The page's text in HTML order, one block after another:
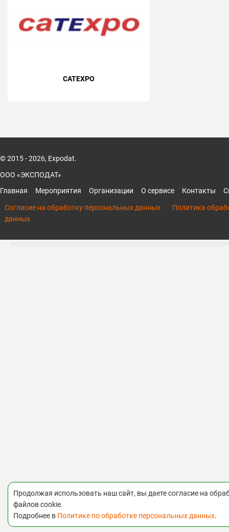
CATEXPO
© 2015 - 2026, Expodat.
ООО «ЭКСПОДАТ»
Главная
Мероприятия Организации О сервисе Контакты
Согласие на обработку персональных данных
Политика
данных
Продолжая использовать наш сайт, вы даете согласие на
файлов cookie.
Подробнее в Политике по обработке персональных данных.